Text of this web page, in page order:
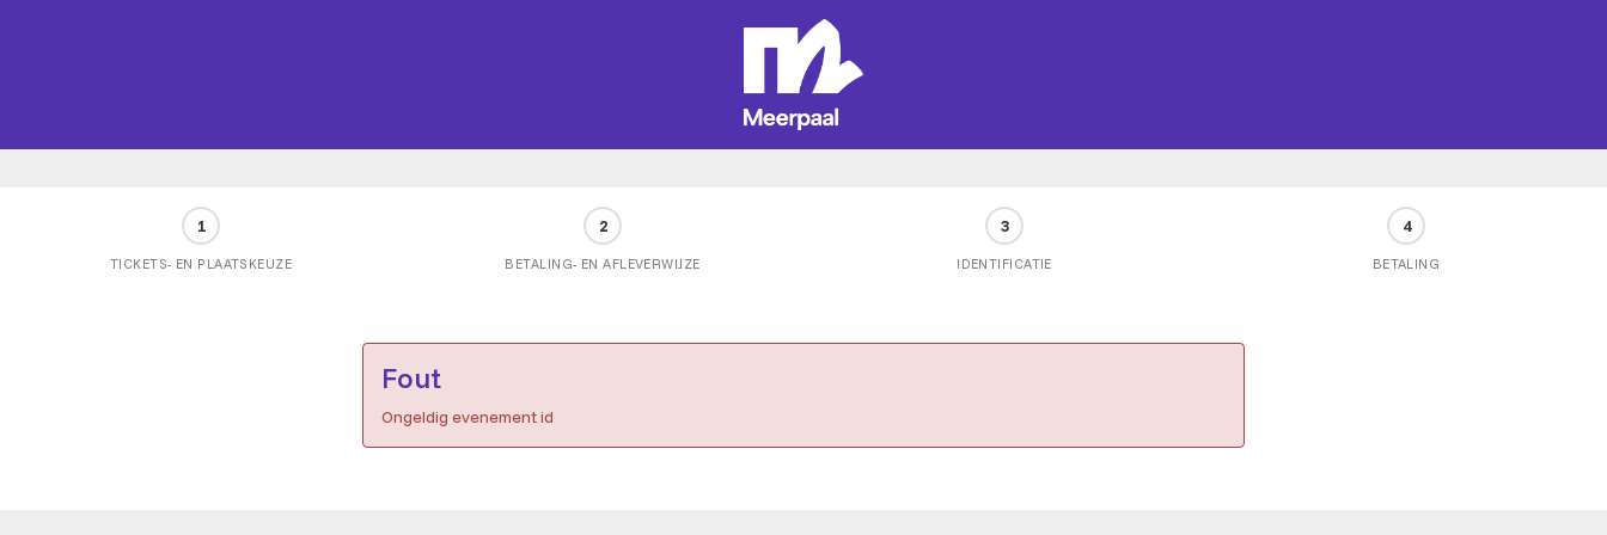
1
TICKETS- EN PLAATSKEUZE
2
BETALING- EN AFLEVERWIJZE
3
IDENTIFICATIE
4
BETALING
Fout
Ongeldig evenement id